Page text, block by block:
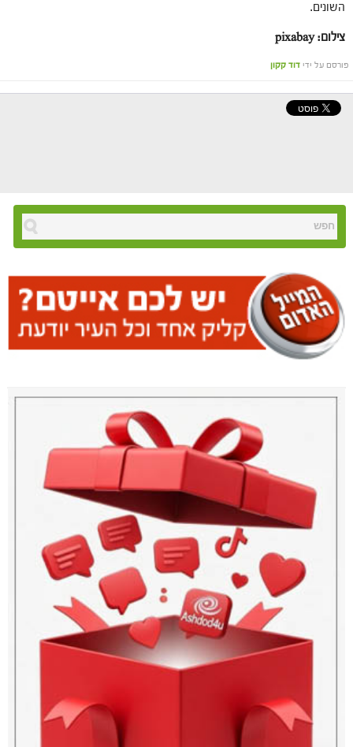
השונים.
צילום: pixabay
פורסם על ידי דוד קקון